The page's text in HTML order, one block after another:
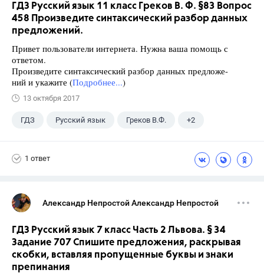
ГДЗ Русский язык 11 класс Греков В. Ф. §83 Вопрос
458 Произведите синтаксический разбор данных
предложений.
Привет пользователи интернета. Нужна ваша помощь с
ответом.
Произведите синтаксический разбор данных предложе-
ний и укажите (Подробнее...)
13 октября 2017
ГДЗ Русский язык Греков В.Ф. +2
1 ответ
Александр Непростой Александр Непростой
ГДЗ Русский язык 7 класс Часть 2 Львова. § 34
Задание 707 Спишите предложения, раскрывая
скобки, вставляя пропущенные буквы и знаки
препинания